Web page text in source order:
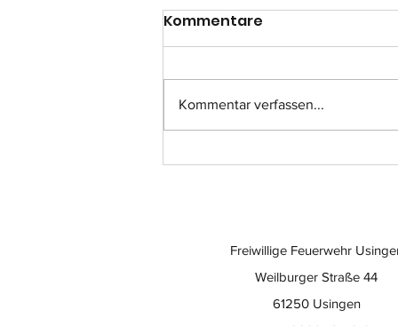
Einsatz-Nr.: 057
Kommentare
Kommentar verfassen...
Freiwillige Feuerwehr
Weilburger Straße 44
61250 Usingen